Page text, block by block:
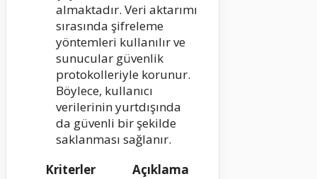
almaktadır. Veri aktarımı
sırasında şifreleme
yöntemleri kullanılır ve
sunucular güvenlik
protokolleriyle korunur.
Böylece, kullanıcı
verilerinin yurtdışında
da güvenli bir şekilde
saklanması sağlanır.
Kriterler
Açıklama